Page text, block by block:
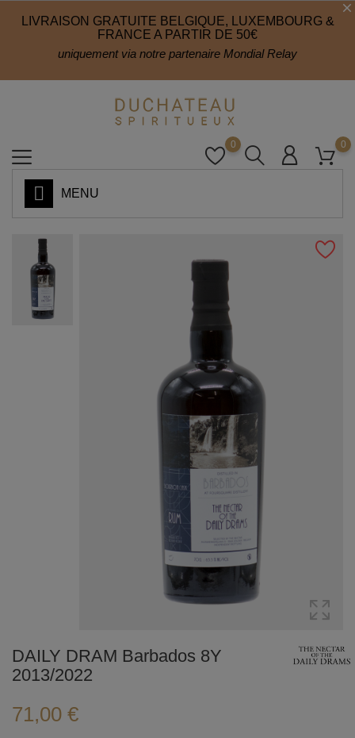
LIVRAISON GRATUITE BELGIQUE, LUXEMBOURG &
FRANCE A PARTIR DE 50€
uniquement via notre partenaire Mondial Relay
0
0
MENU
DAILY DRAM Barbados 8Y
2013/2022
71,00 €